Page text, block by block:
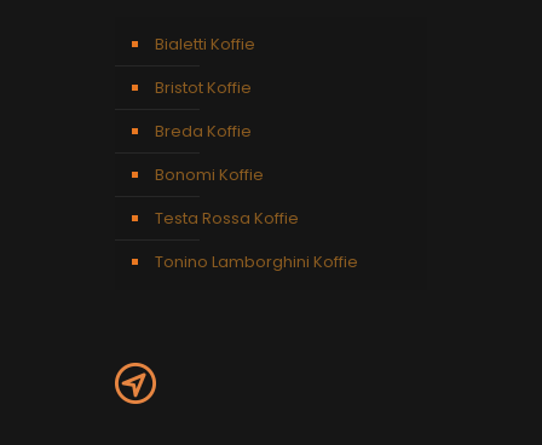
Bialetti Koffie
Bristot Koffie
Breda Koffie
Bonomi Koffie
Testa Rossa Koffie
Tonino Lamborghini Koffie